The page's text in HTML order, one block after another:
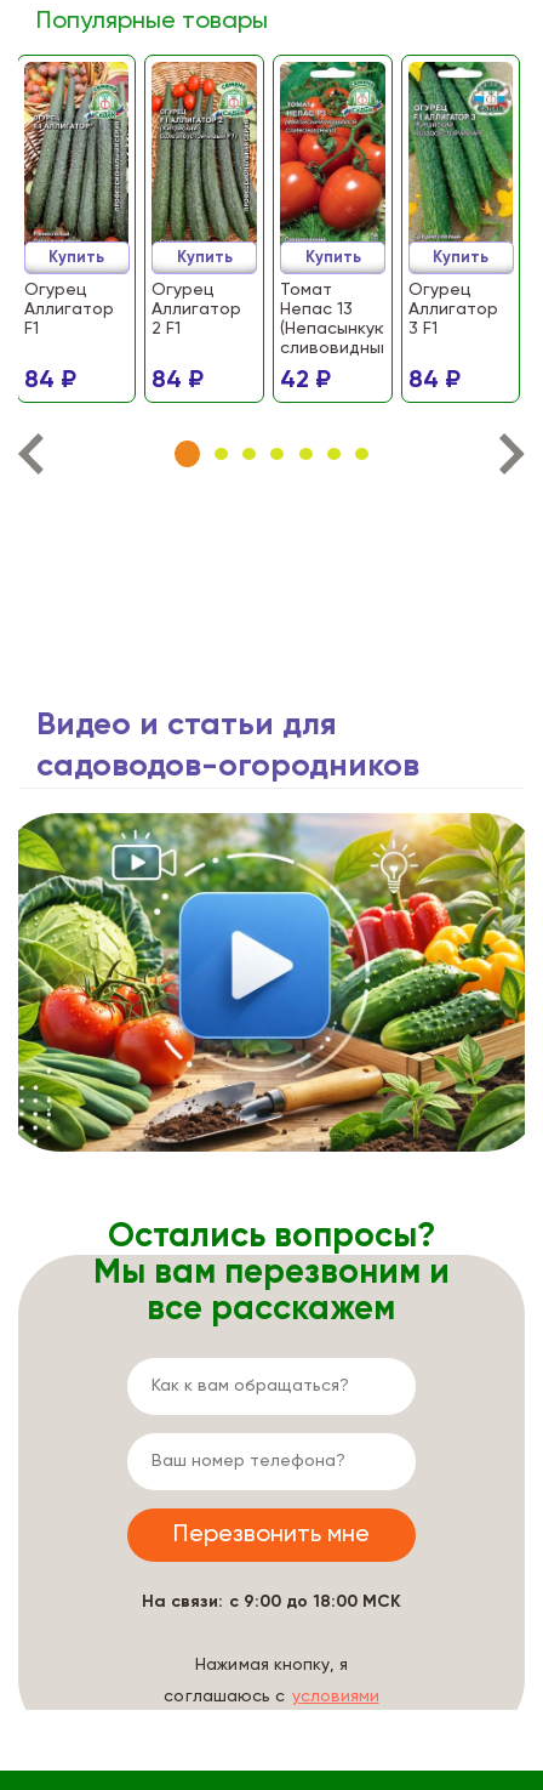
Популярные товары
Огурец
Аллигатор
F1
84 ₽
Купить
Огурец
Аллигатор
2 F1
84 ₽
Купить
Томат
Непас 13
(Непасынкующийся
сливовидный)
42 ₽
Купить
Огурец
Аллигатор
3 F1
84 ₽
Купить
Видео и статьи для
садоводов-огородников
Остались вопросы?
Мы вам перезвоним и
все расскажем
На связи: с 9:00 до 18:00 МСК
Нажимая кнопку, я
соглашаюсь с условиями